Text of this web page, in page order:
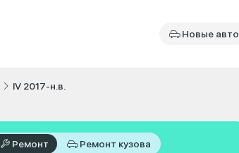
Новые авто
IV 2017-н.в.
Ремонт Ремонт кузова